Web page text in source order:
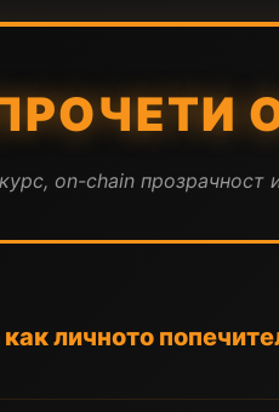
ПРОЧЕТИ
on-chain прозрачност
личното